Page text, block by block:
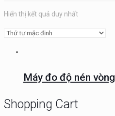
Hiển thị kết quả duy nhất
Máy đo độ nén
Shopping Cart